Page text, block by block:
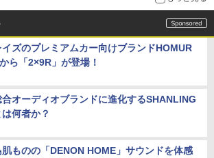
イズのプレミアムカー向けブランドHOMUR
ら「2×9R」が登場！
合オーディオブランドに進化するSHANLING
は何者か？
肌ものの「DENON HOME」サウンドを体感